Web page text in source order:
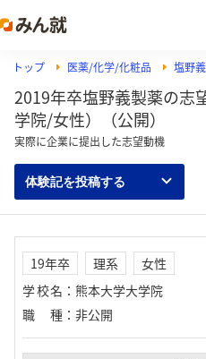
トップ 医薬/化学/化粧品 塩野
2019年卒塩野義製薬の志
学院/女性）（公開）
実際に企業に提出した志望動機
体験記を投稿する
19年卒 理系
女性
学校名 ： 熊本大学大学院
職種 ： 非公開